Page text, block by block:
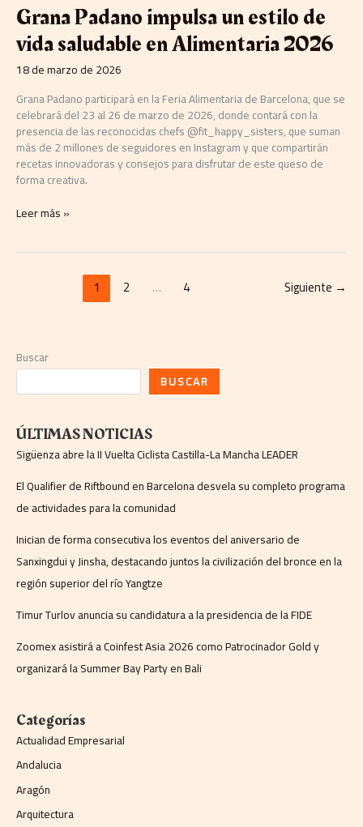
Grana Padano impulsa un estilo de
vida saludable en Alimentaria 2026
18 de marzo de 2026
Grana Padano participará en la Feria Alimentaria de Barcelona, que se
celebrará del 23 al 26 de marzo de 2026, donde contará con la
presencia de las reconocidas chefs @fit_happy_sisters, que suman
más de 2 millones de seguidores en Instagram y que compartirán
recetas innovadoras y consejos para disfrutar de este queso de
forma creativa.
Leer más »
1 2 … 4 Siguiente →
Buscar
BUSCAR
ÚLTIMAS NOTICIAS
Sigüenza abre la II Vuelta Ciclista Castilla-La Mancha LEADER
El Qualifier de Riftbound en Barcelona desvela su completo programa
de actividades para la comunidad
Inician de forma consecutiva los eventos del aniversario de
Sanxingdui y Jinsha, destacando juntos la civilización del bronce en la
región superior del río Yangtze
Timur Turlov anuncia su candidatura a la presidencia de la FIDE
Zoomex asistirá a Coinfest Asia 2026 como Patrocinador Gold y
organizará la Summer Bay Party en Bali
Categorías
Actualidad Empresarial
Andalucia
Aragón
Arquitectura